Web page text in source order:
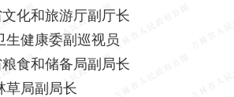
化和旅游厅副厅长
生健康委副巡视员
食和储备局副局长
草局副局长